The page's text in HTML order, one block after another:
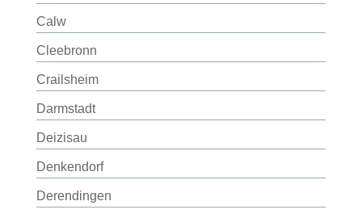
Calw
Cleebronn
Crailsheim
Darmstadt
Deizisau
Denkendorf
Derendingen